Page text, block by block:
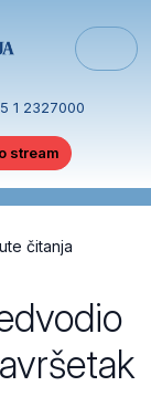
1 2327000
stream
čitanja